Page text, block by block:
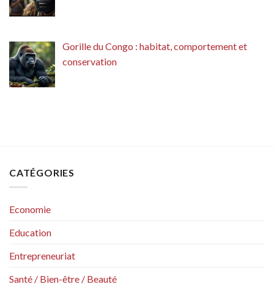
Gorille du Congo : habitat, comportement et
conservation
CATÉGORIES
Economie
Education
Entrepreneuriat
Santé / Bien-être / Beauté